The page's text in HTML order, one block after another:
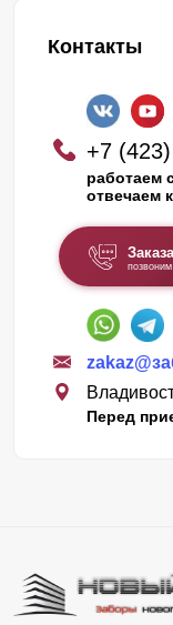
Контакты
+7
работаем
отвечаем
Перед